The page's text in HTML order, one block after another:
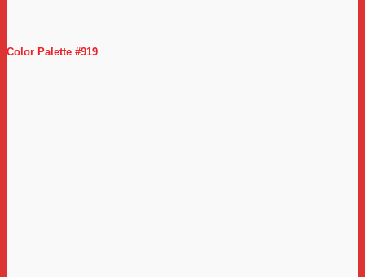
Color Palette #919